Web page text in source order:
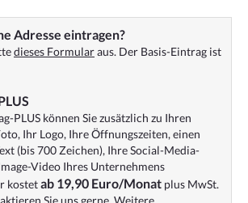
Adresse eintragen?
dieses Formularaus. Der Basis-Eintrag ist
PLUS können Sie zusätzlich zu Ihren
Ihr Logo, Ihre Öffnungszeiten, einen
(bis 700 Zeichen), Ihre Social-Media-
Video Ihres Unternehmens
kostetab 19,90 Euro/Monat plus MwSt.
Sie uns gerne. Weitere